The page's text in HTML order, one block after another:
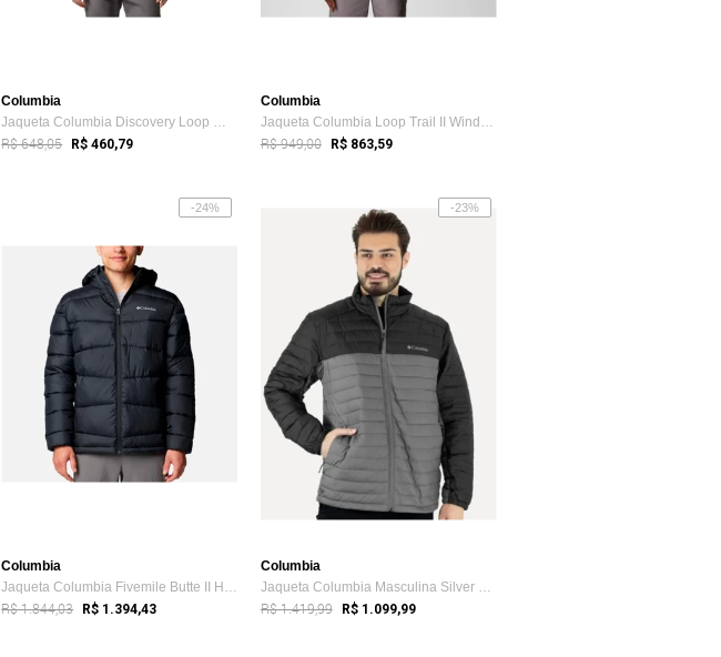
Columbia
Jaqueta Columbia Discovery Loop Windbrea...
R$ 648,05 R$ 460,79
Columbia
Jaqueta Columbia Loop Trail II Windbreak...
R$ 949,00 R$ 863,59
-24%
Columbia
Jaqueta Columbia Fivemile Butte II Hoode...
R$ 1.844,03 R$ 1.394,43
-23%
Columbia
Jaqueta Columbia Masculina Silver Falls ...
R$ 1.419,99 R$ 1.099,99